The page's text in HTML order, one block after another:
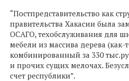
“Постпредставительство как
правительства Хакасии была
ОСАГО, техобслуживания для
мебели из массива дерева
комбинированный за 330
и прочих сущих мелочах.
счет республики”.